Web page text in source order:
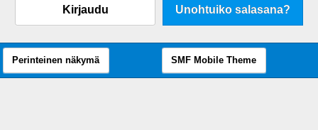
Kirjaudu Unohtuiko salasana?
Perinteinen näkymä SMF Mobile Theme